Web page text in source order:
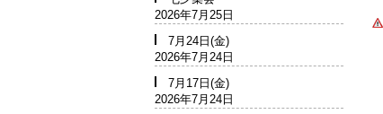
2026年7月25日
7月24日(金)
2026年7月24日
7月17日(金)
2026年7月24日